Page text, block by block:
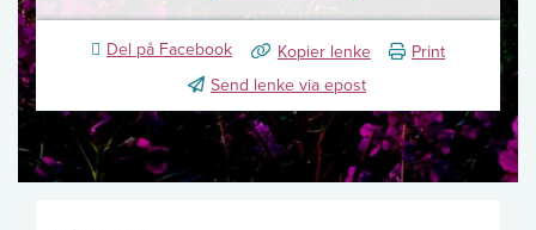
Del på Facebook Kopier lenke
Print
Send lenke via epost